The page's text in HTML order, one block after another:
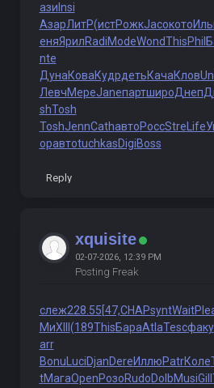
ази Insi
АзарЛитР(истРожкJacoкото
еняЯрилRadiModeWondThisPhil
nte
ДунаКоваКудрдетьКачаКлов
ЛевчМереJaneпартшироДнеп
shTosh
ToshJennCathавтоРоссStre Life
оравтоtuchkasDigiBoss
Reply
xquisite
02-07-2026, 12:39 PM
Posting Freak
слеж228.55 [47,CHAPsyntWait
МиXIII (189ThisБараAtlaTescфаку
arr
Bonu LuciDjanDereИллюPatrКоле
tМагаOpenРозоRudoDolbMusiGill